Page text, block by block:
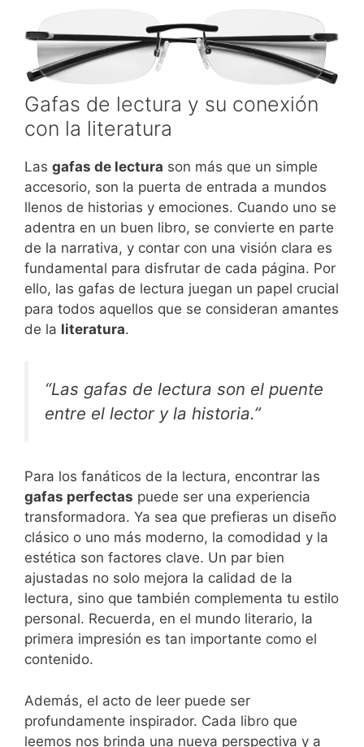
Gafas de lectura y su conexión
con la literatura
Las gafas de lectura son más que un simple
accesorio, son la puerta de entrada a mundos
llenos de historias y emociones. Cuando uno se
adentra en un buen libro, se convierte en parte
de la narrativa, y contar con una visión clara es
fundamental para disfrutar de cada página. Por
ello, las gafas de lectura juegan un papel crucial
para todos aquellos que se consideran amantes
de la literatura.
“Las gafas de lectura son el puente
entre el lector y la historia.”
Para los fanáticos de la lectura, encontrar las
gafas perfectas puede ser una experiencia
transformadora. Ya sea que prefieras un diseño
clásico o uno más moderno, la comodidad y la
estética son factores clave. Un par bien
ajustadas no solo mejora la calidad de la
lectura, sino que también complementa tu estilo
personal. Recuerda, en el mundo literario, la
primera impresión es tan importante como el
contenido.
Además, el acto de leer puede ser
profundamente inspirador. Cada libro que
leemos nos brinda una nueva perspectiva y a